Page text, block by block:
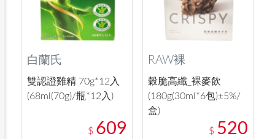
白蘭氏
雙認證雞精 70g*12入
(68ml(70g)/瓶*12入)
$ 609
RAW裸
穀脆高纖_裸麥飲
(180g(30ml*6包)±5%/
盒)
$ 520